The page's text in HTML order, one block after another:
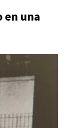
en una